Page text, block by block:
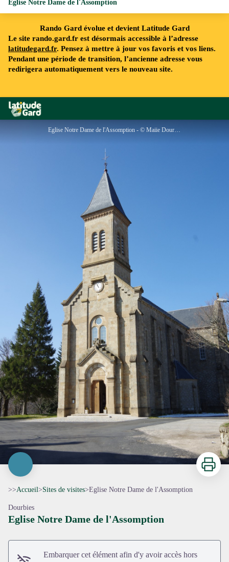
Rando Gard évolue et devient Latitude Gard
Le site rando.gard.fr est désormais accessible à l’adresse
latitudegard.fr. Pensez à mettre à jour vos favoris et vos liens.
Pendant une période de transition, l’ancienne adresse vous
redirigera automatiquement vers le nouveau site.
Rando Gard
Eglise Notre Dame de l'Assomption
Eglise Notre Dame de l'Assomption - © Maiie Dourbies
Imprimer
>>Accueil>Sites de visites>Eglise Notre Dame de l'Assomption
Dourbies
Eglise Notre Dame de l'Assomption
Embarquer cet élément afin d'y avoir accès hors